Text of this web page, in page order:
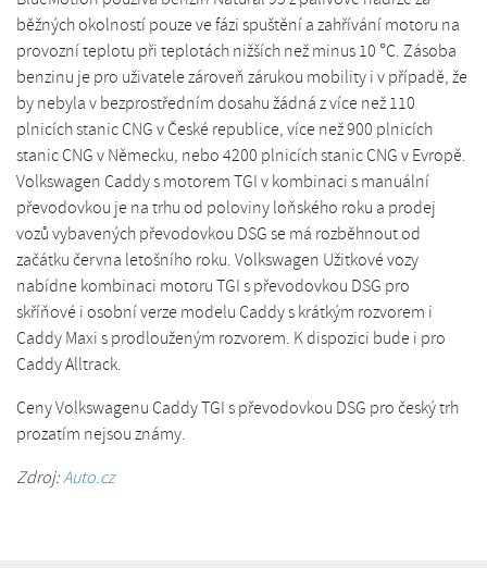
běžných okolností pouze ve fázi spuštění a zahřívání motoru na
provozní teplotu při teplotách nižších než minus 10 °C. Zásoba
benzinu je pro uživatele zároveň zárukou mobility i v případě, že
by nebyla v bezprostředním dosahu žádná z více než 110
plnicích stanic CNG v České republice, více než 900 plnicích
stanic CNG v Německu, nebo 4200 plnicích stanic CNG v Evropě.
Volkswagen Caddy s motorem TGI v kombinaci s manuální
převodovkou je na trhu od poloviny loňského roku a prodej
vozů vybavených převodovkou DSG se má rozběhnout od
začátku června letošního roku. Volkswagen Užitkové vozy
nabídne kombinaci motoru TGI s převodovkou DSG pro
skříňové i osobní verze modelu Caddy s krátkým rozvorem i
Caddy Maxi s prodlouženým rozvorem. K dispozici bude i pro
Caddy Alltrack.
Ceny Volkswagenu Caddy TGI s převodovkou DSG pro český trh
prozatím nejsou známy.
Zdroj:Auto.cz